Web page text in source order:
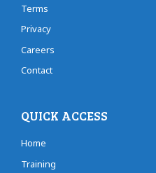
Terms
Privacy
Careers
Contact
QUICK ACCESS
Home
Training